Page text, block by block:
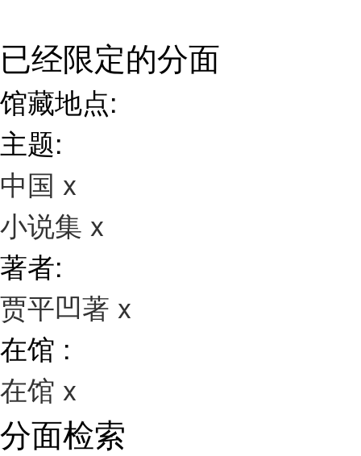
已经限定的分面
馆藏地点:
主题:
中国 x
小说集 x
著者:
贾平凹著 x
在馆 :
在馆 x
分面检索